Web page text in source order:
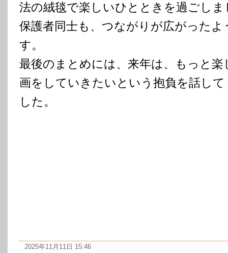
法の絨毯で楽しいひとときを過ごしま
保護者同士も、つながりが広がったよ
す。
最後のまとめには、来年は、もっと楽
画をしていきたいという抱負を話し
した。
2025年11月11日 15:46